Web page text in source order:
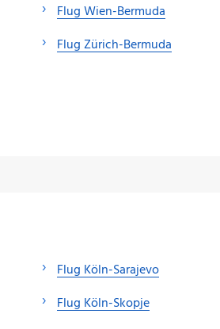
Flug Wien-Bermuda
Flug Zürich-Bermuda
Flug Köln-Sarajevo
Flug Köln-Skopje